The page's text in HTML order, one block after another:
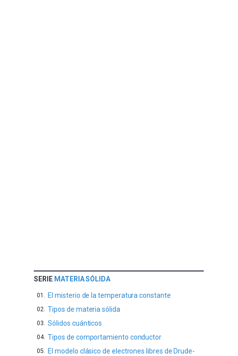
SERIE MATERIA SÓLIDA
El misterio de la temperatura constante
Tipos de materia sólida
Sólidos cuánticos
Tipos de comportamiento conductor
El modelo clásico de electrones libres de Drude-